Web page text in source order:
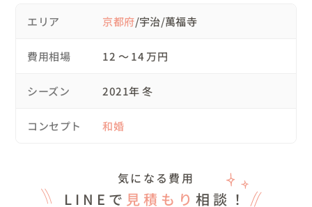
日々撮影しています
▷タイムスケジュール
13:00頃　萬福寺に向けて出発
エリア 京都府/宇治/萬福寺
費用相場 12 〜 14 万円
シーズン 2021年 冬
コンセプト 和婚
気になる費用
LINEで 見積もり 相談！